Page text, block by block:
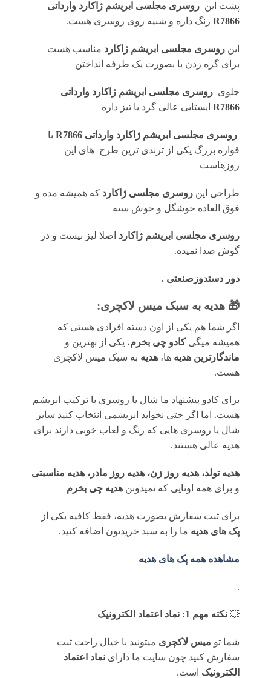
پشت این روسری مجلسی ابریشم ژاکارد وارداتی
R7866رنگ داره و شبیه روی روسری هست.
این روسری مجلسی ابریشم ژاکارد مناسب هست
برای گره زدن یا بصورت یک طرفه انداختن
جلوی روسری مجلسی ابریشم ژاکارد وارداتی
R7866ایستایی عالی گرد یا تیز داره
روسری مجلسی ابریشم ژاکارد وارداتی R7866
با
قواره بزرگ یکی از ترندی ترین طرح های این
روزهاست
طراحی این روسری مجلسی ژاکارد که همیشه مده و
فوق العاده خوشگل و خوش سته
روسری مجلسی ابریشم ژاکارد اصلا لیز نیست و در
گوش صدا نمیده.
دور دستدوزصنعتی .
🎁 هدیه به سبک میس لاکچری:
اگر شما هم یکی از اون دسته افرادی هستی که
همیشه میگیکادو چی بخرم، یکی از بهترین و
ماندگارترین هدیه ها، هدیه به سبک میس لاکچری
هست.
برای کادو پیشنهاد ما شال یا روسری با ترکیب ابریشم
هست. اما اگر حتی نخواید ابریشمی انتخاب کنید سایر
شال یا روسری هایی که رنگ و لعاب خوبی دارند برای
هدیه عالی هستند.
هدیه تولد، هدیه روز زن، هدیه روز مادر، هدیه مناسبتی
و برای همه اونایی که نمیدونن هدیه چی بخرم
برای ثبت سفارش بصورت هدیه، فقط کافیه یکی از
پک های هدیه ما را به سبد خریدتون اضافه کنید.
مشاهده همه پک های هدیه
.
💥 نکته مهم 1: نماد اعتماد الکترونیک
شما تو میس لاکچری میتونید با خیال راحت ثبت
سفارش کنید چون سایت ما دارای نماد اعتماد
الکترونیک است.